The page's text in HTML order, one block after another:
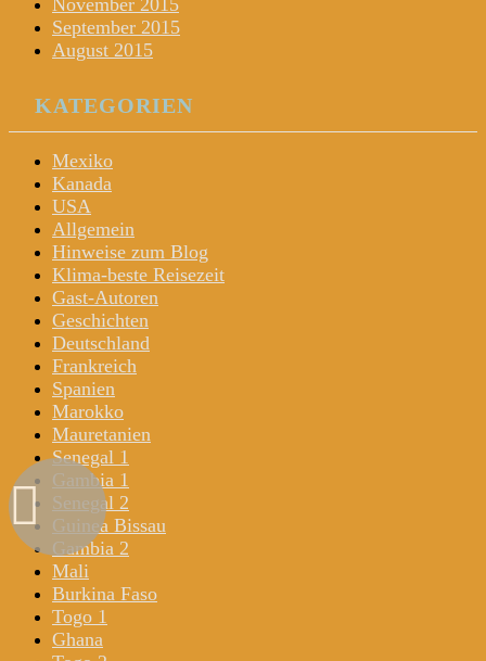
September 2015
August 2015
KATEGORIEN
Mexiko
Kanada
USA
Allgemein
Hinweise zum Blog
Klima-beste Reisezeit
Gast-Autoren
Geschichten
Deutschland
Frankreich
Spanien
Marokko
Mauretanien
Senegal 1
Gambia 1
Senegal 2
Guinea Bissau
Gambia 2
Mali
Burkina Faso
Togo 1
Ghana